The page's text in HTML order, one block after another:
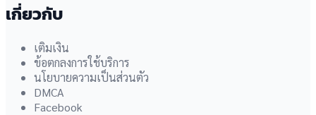
เกี่ยวกับ
เติมเงิน
ข้อตกลงการใช้บริการ
นโยบายความเป็นส่วนตัว
DMCA
Facebook